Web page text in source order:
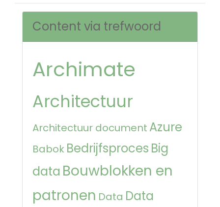
Content via trefwoord
Archimate
Architectuur
Architectuur document Azure
Babok Bedrijfsproces Big
data Bouwblokken en
patronen Data Data